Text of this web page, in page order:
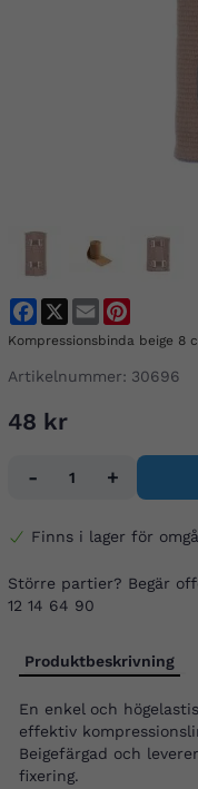
FacebookEmail
Kompressionsbinda beige 8
Artikelnummer: 30696
48 kr
- +
Finns i lager för
Större partier? Begär
12 14 64 90
Produktbeskrivning
En enkel och
effektiv
Beigefärgad och
fixering.